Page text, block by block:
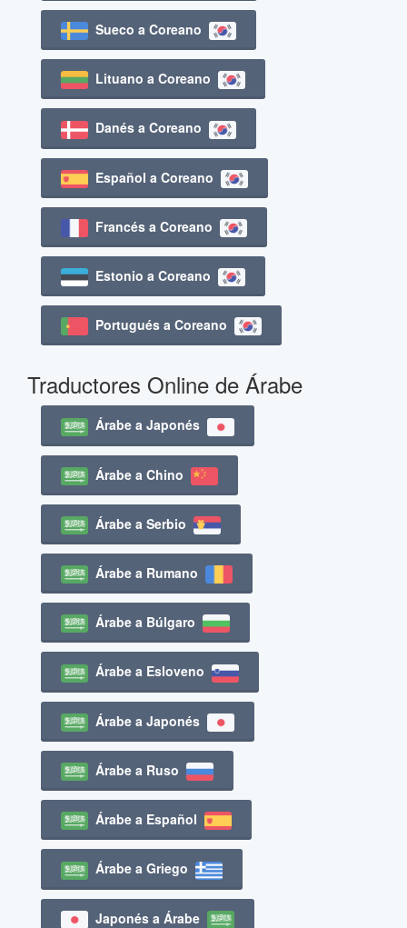
Sueco a Coreano
Lituano a Coreano
Danés a Coreano
Español a Coreano
Francés a Coreano
Estonio a Coreano
Portugués a Coreano
Traductores Online de Árabe
Árabe a Japonés
Árabe a Chino
Árabe a Serbio
Árabe a Rumano
Árabe a Búlgaro
Árabe a Esloveno
Árabe a Japonés
Árabe a Ruso
Árabe a Español
Árabe a Griego
Japonés a Árabe